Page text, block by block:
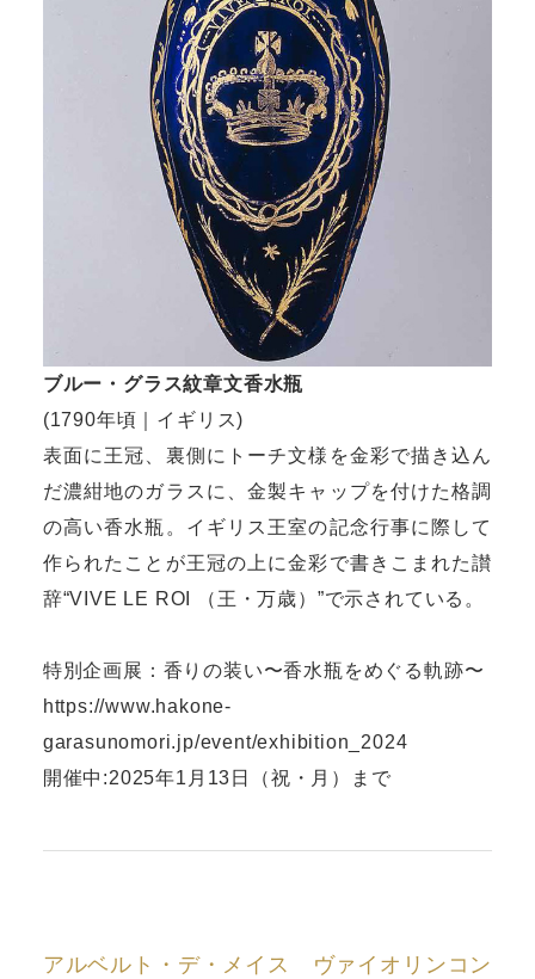
ブルー・グラス紋章文香水瓶
(1790年頃｜イギリス)
表面に王冠、裏側にトーチ文様を金彩で描き込ん
だ濃紺地のガラスに、金製キャップを付けた格調
の高い香水瓶。イギリス王室の記念行事に際して
作られたことが王冠の上に金彩で書きこまれた讃
辞“VIVE LE ROI （王・万歳）”で示されている。
特別企画展：香りの装い〜香水瓶をめぐる軌跡〜
https://www.hakone-
garasunomori.jp/event/exhibition_2024
開催中:2025年1月13日（祝・月）まで
アルベルト・デ・メイス ヴァイオリンコン